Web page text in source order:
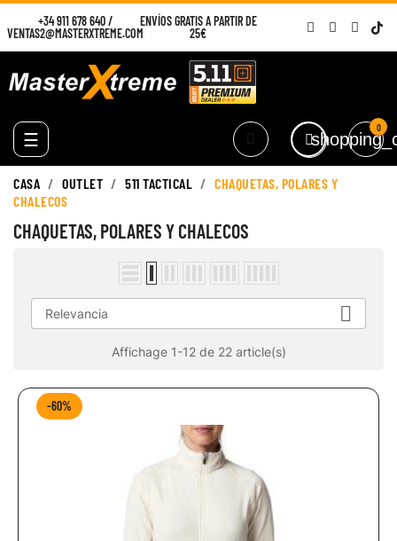
+34 911 678 640/
VENTAS2@MASTERXTREME.COM
ENVÍOS GRATIS A PARTIR DE
25€
Navegación
de
palanca
☰
0
CASA OUTLET 511 TACTICAL
CHAQUETAS, POLARES Y
CHALECOS
CHAQUETAS, POLARES Y CHALECOS
Relevancia 
Affichage 1-12 de 22 article(s)
-60%